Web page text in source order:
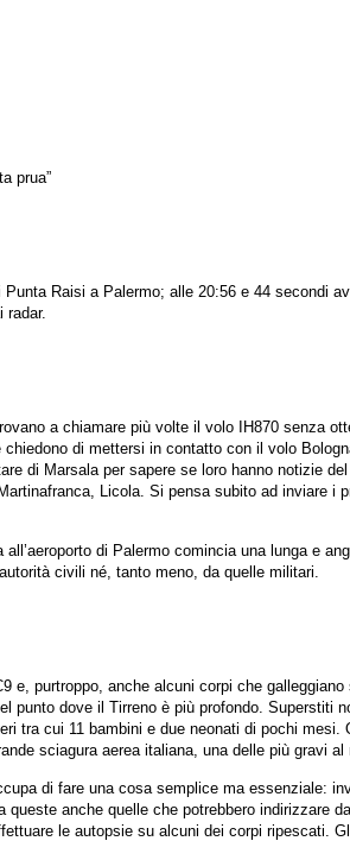
prua”
Raisi a Palermo; alle 20:56 e 44 secondi
radar.
a chiamare più volte il volo IH870 senza
di mettersi in contatto con il volo
di Marsala per sapere se loro hanno notizie
Licola. Si pensa subito ad inviare i
di Palermo comincia una lunga e
civili né, tanto meno, da quelle militari.
e, purtroppo, anche alcuni corpi che
punto dove il Tirreno è più profondo. Superstiti
tra cui 11 bambini e due neonati di pochi mesi.
sciagura aerea italiana, una delle più gravi al
di fare una cosa semplice ma essenziale:
anche quelle che potrebbero indirizzare
le autopsie su alcuni dei corpi ripescati.